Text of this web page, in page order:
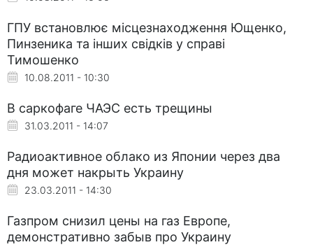
ГПУ встановлює місцезнаходження Ющенко,
Пинзеника та інших свідків у справі
Тимошенко
10.08.2011 - 10:30
В саркофаге ЧАЭС есть трещины
31.03.2011 - 14:07
Радиоактивное облако из Японии через два
дня может накрыть Украину
23.03.2011 - 14:30
Газпром снизил цены на газ Европе,
демонстративно забыв про Украину